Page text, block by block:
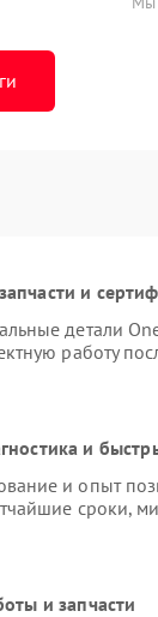
и
детали
работу
и
и опыт
сроки,
и запчасти